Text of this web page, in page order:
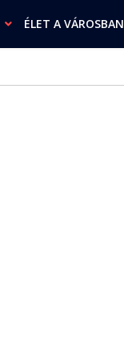
ÉLET A VÁROSBAN